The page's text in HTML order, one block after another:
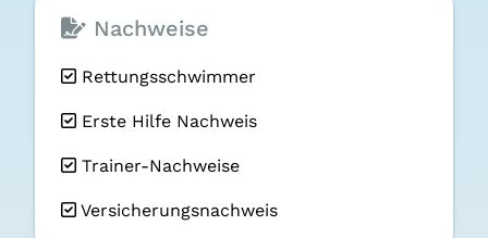
Nachweise
Rettungsschwimmer
Erste Hilfe Nachweis
Trainer-Nachweise
Versicherungsnachweis